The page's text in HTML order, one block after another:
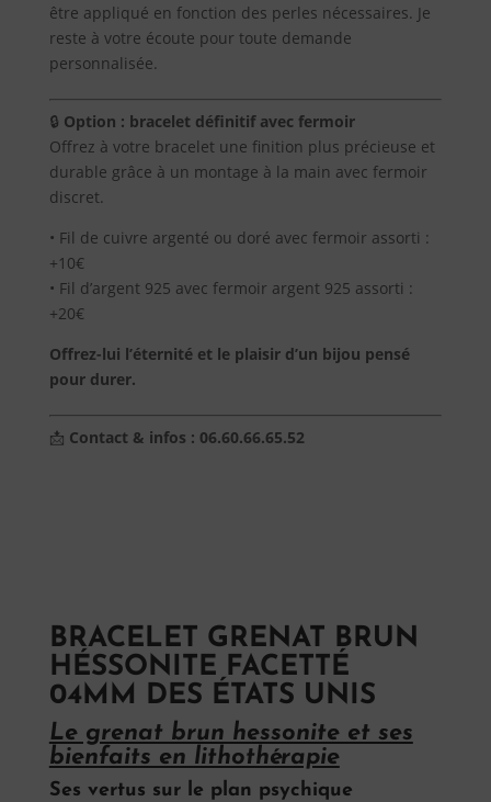
Blog
Contact
être appliqué en fonction des perles nécessaires. Je
reste à votre écoute pour toute demande
personnalisée.
🔒 Option : bracelet définitif avec fermoir
Offrez à votre bracelet une finition plus précieuse et
durable grâce à un montage à la main avec fermoir
discret.
• Fil de cuivre argenté ou doré avec fermoir assorti :
+10€
• Fil d’argent 925 avec fermoir argent 925 assorti :
+20€
Offrez-lui l’éternité et le plaisir d’un bijou pensé
pour durer.
📩 Contact & infos : 06.60.66.65.52
BRACELET GRENAT BRUN
HÉSSONITE FACETTÉ
04MM DES ÉTATS UNIS
Le grenat brun hessonite et ses
bienfaits en lithothérapie
Ses vertus sur le plan psychique